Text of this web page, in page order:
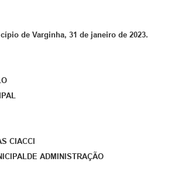
de Varginha, 31 de janeiro de 2023.
CIACCI
ADMINISTRAÇÃO